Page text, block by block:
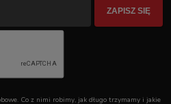
ZAPISZ SIĘ
Co z nimi robimy, jak długo trzymamy i jakie